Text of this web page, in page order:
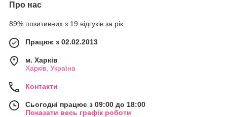
Про нас
89% позитивних з 19 відгуків за рік
Працює з 02.02.2013
м. Харків
Харків, Україна
Контакти
Сьогодні працює з 09:00 до 18:00
Показати весь графік роботи